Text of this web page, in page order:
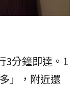
3分鐘即達。1
」，附近還